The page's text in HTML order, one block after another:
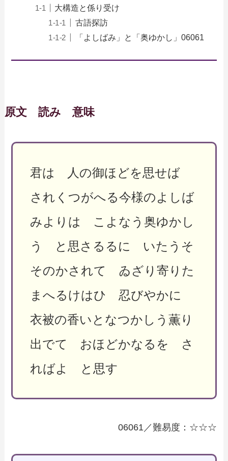
大構造と係り受け
古語探訪
「よしばみ」と「奥ゆかし」06061
原文 読み 意味
君は 人の御ほどを思せば
されくつがへる今様のよしば
みよりは こよなう奥ゆかし
う と思さるるに いたうそ
そのかされて ゐざり寄りた
まへるけはひ 忍びやかに
衣被の香いとなつかしう薫り
出でて おほどかなるを さ
ればよ と思す
06061／難易度：☆☆☆